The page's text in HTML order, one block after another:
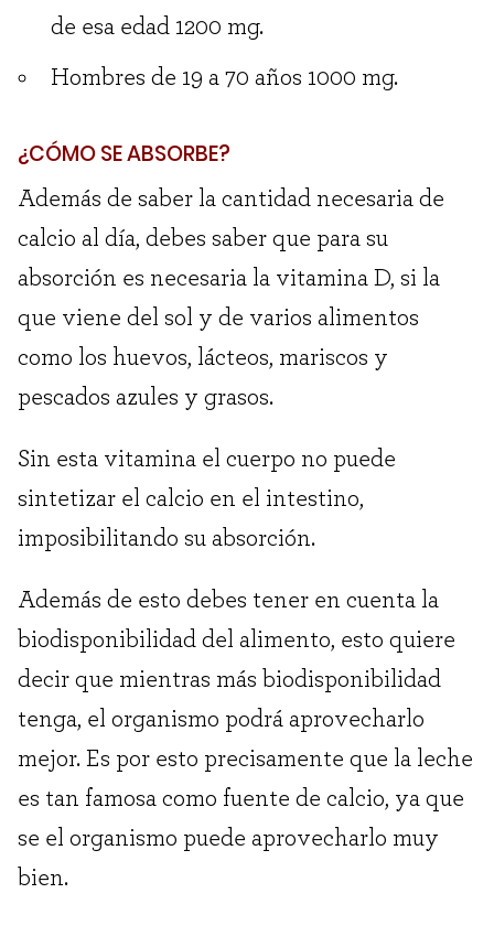
de esa edad 1200 mg.
Hombres de 19 a 70 años 1000 mg.
¿CÓMO SE ABSORBE?
Además de saber la cantidad necesaria de
calcio al día, debes saber que para su
absorción es necesaria la vitamina D, si la
que viene del sol y de varios alimentos
como los huevos, lácteos, mariscos y
pescados azules y grasos.
Sin esta vitamina el cuerpo no puede
sintetizar el calcio en el intestino,
imposibilitando su absorción.
Además de esto debes tener en cuenta la
biodisponibilidad del alimento, esto quiere
decir que mientras más biodisponibilidad
tenga, el organismo podrá aprovecharlo
mejor. Es por esto precisamente que la leche
es tan famosa como fuente de calcio, ya que
se el organismo puede aprovecharlo muy
bien.